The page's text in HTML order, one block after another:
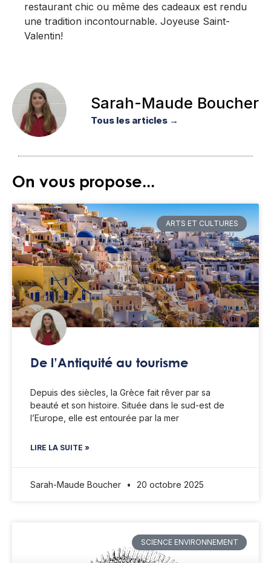
restaurant chic ou même des cadeaux est rendu
une tradition incontournable. Joyeuse Saint-
Valentin!
Sarah-Maude Boucher
Tous les articles →
On vous propose...
ARTS ET CULTURES
De l’Antiquité au tourisme
Depuis des siècles, la Grèce fait rêver par sa
beauté et son histoire. Située dans le sud-est de
l’Europe, elle est entourée par la mer
LIRE LA SUITE »
Sarah-Maude Boucher 20 octobre 2025
SCIENCE ENVIRONNEMENT